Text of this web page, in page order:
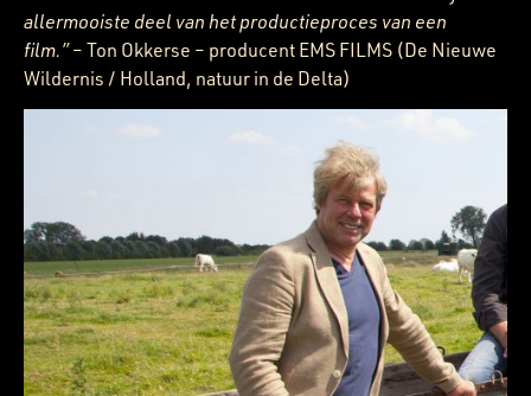
allermooiste deel van het productieproces van een
film.”– Ton Okkerse – producent EMS FILMS (De Nieuwe
Wildernis / Holland, natuur in de Delta)